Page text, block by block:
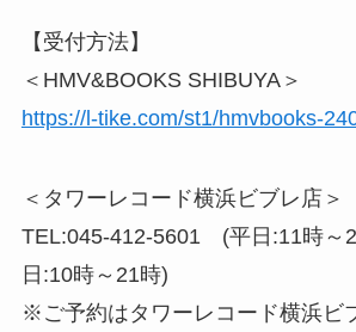
【受付方法】
＜HMV&BOOKS SHIBUYA＞
https://l-tike.com/st1/hmvbooks-
＜タワーレコード横浜ビブレ店＞
TEL:045-412-5601 (平日:11時～
日:10時～21時)
※ご予約はタワーレコード横浜ビ